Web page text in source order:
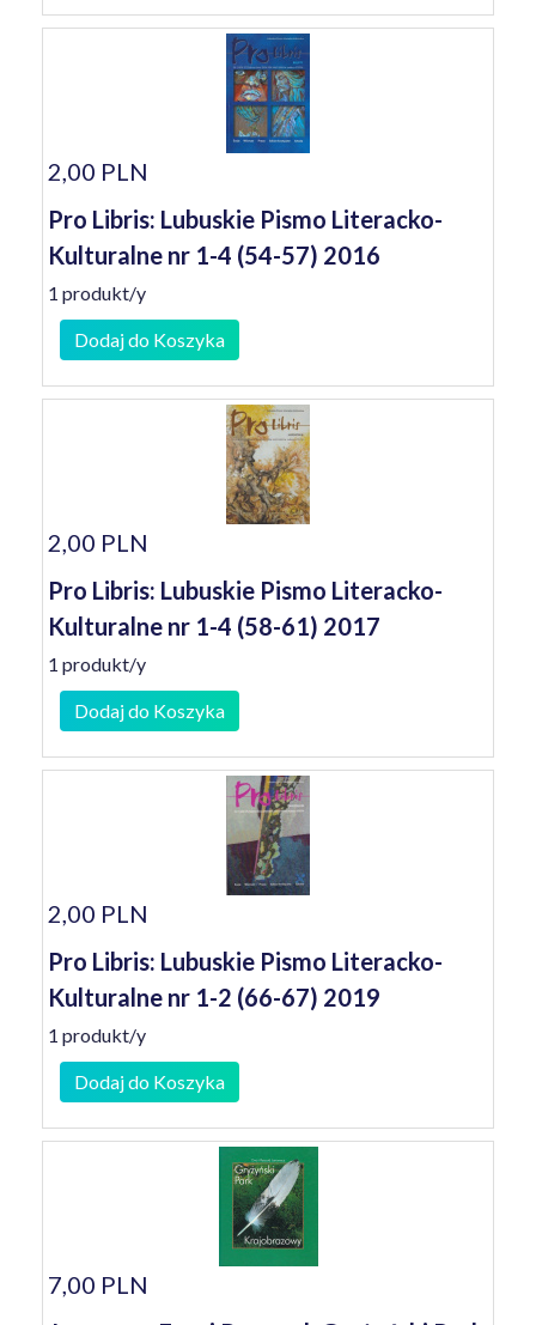
2,00 PLN
Pro Libris: Lubuskie Pismo Literacko-
Kulturalne nr 1-4 (54-57) 2016
1 produkt/y
Dodaj do Koszyka
2,00 PLN
Pro Libris: Lubuskie Pismo Literacko-
Kulturalne nr 1-4 (58-61) 2017
1 produkt/y
Dodaj do Koszyka
2,00 PLN
Pro Libris: Lubuskie Pismo Literacko-
Kulturalne nr 1-2 (66-67) 2019
1 produkt/y
Dodaj do Koszyka
7,00 PLN